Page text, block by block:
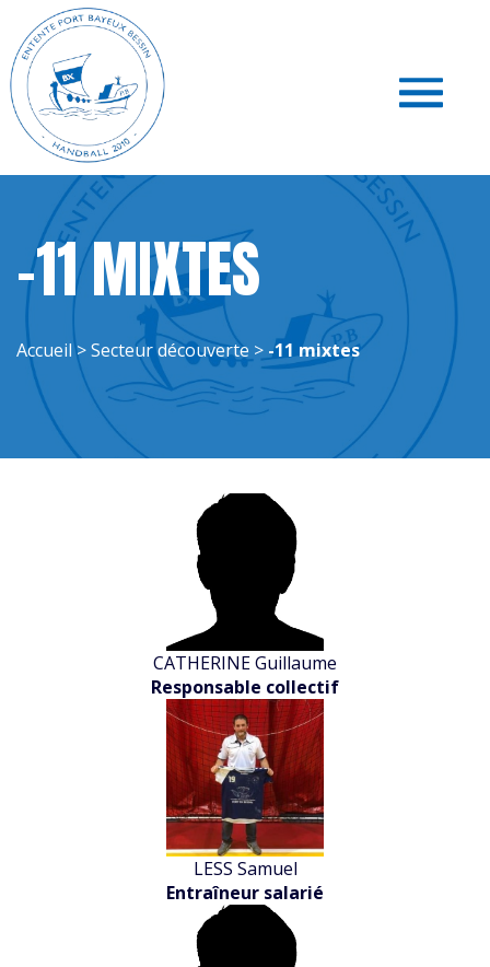
Toggle
-11 MIXTES
Accueil>Secteur découverte > -11 mixtes
CATHERINE Guillaume
Responsable collectif
LESS Samuel
Entraîneur salarié